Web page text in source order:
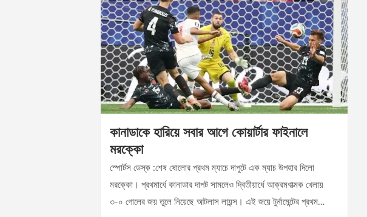
কানাডাকে হারিয়ে সবার আগে কোয়ার্টার ফাইনালে
মরক্কো
স্পোর্টস ডেস্ক :শেষ ষোলোর প্রথম ম্যাচে দাপুটে এক ম্যাচ উপহার দিলো
মরক্কো। প্রথমার্ধে কানাডার দাপট সামলেও দ্বিতীয়ার্ধে আক্রমণাত্মক খেলায়
৩-০ গোলের জয় তুলে নিয়েছে আটলাস লায়ন্স। এই জয়ে টুর্নামেন্টের প্রথম…